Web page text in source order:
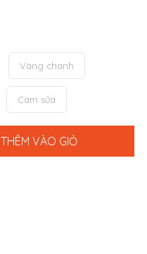
THÊM VÀO GIỎ
Vàng chanh
Cam sữa